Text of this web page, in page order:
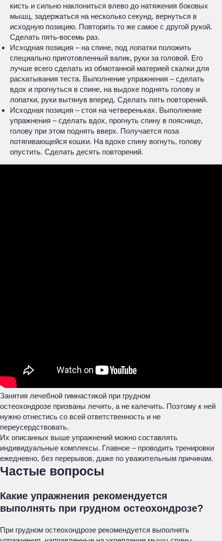
кисть и сильно наклониться влево до натяжения боковых
мышц, задержаться на несколько секунд, вернуться в
исходную позицию. Повторить то же самое с другой рукой.
Сделать пять-восемь раз.
Исходная позиция – на спине, под лопатки положить
специально приготовленный валик, руки за головой. Его
лучше всего сделать из обмотанной материей скалки для
раскатывания теста. Выполнение упражнения – сделать
вдох и прогнуться в спине, на выдохе поднять голову и
лопатки, руки вытянув вперед. Сделать пять повторений.
Исходная позиция – стоя на четвереньках. Выполнение
упражнения – сделать вдох, прогнуть спину в пояснице,
голову при этом поднять вверх. Получается поза
потягивающейся кошки. На вдохе спину вогнуть, голову
опустить. Сделать десять повторений.
Занятия лечебной гимнастикой при грудном
остеохондрозе призваны лечить, а не калечить. Поэтому к ней
нужно отнестись со всей ответственность и не
переусердствовать.
Их описанных выше упражнений можно составлять
индивидуальные комплексы. Главное – проводить тренировки
ежедневно, без перерывов, даже по уважительным причинам.
Частые вопросы
Какие упражнения рекомендуется
выполнять при грудном остеохондрозе?
При грудном остеохондрозе рекомендуется выполнять